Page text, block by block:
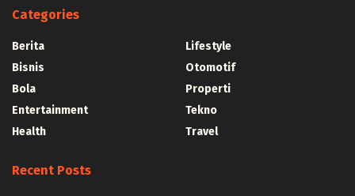
Categories
Berita
Bisnis
Bola
Entertainment
Health
Lifestyle
Otomotif
Properti
Tekno
Travel
Recent Posts